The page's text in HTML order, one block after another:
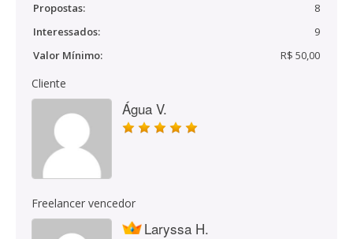
Propostas:
8
Interessados:
9
Valor Mínimo:
R$ 50,00
Cliente
Água V.
Freelancer vencedor
Laryssa H.